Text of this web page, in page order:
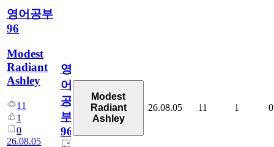
영어공부
96
Modest
Radiant
Ashley
11
1
0
26.08.05
영
어
공
부
96
Modest
Radiant
Ashley
26.08.05 11 1 0